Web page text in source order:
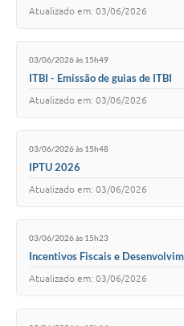
Atualizado em: 03/06/2026
03/06/2026 às 15h49
ITBI - Emissão de guias de ITBI
Atualizado em: 03/06/2026
03/06/2026 às 15h48
IPTU 2026
Atualizado em: 03/06/2026
03/06/2026 às 15h23
Incentivos Fiscais e
Atualizado em: 03/06/2026